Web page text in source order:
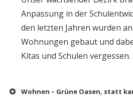
Anpassung in der
den letzten Jahren wurden
Wohnungen gebaut und
Kitas und Schulen vergessen.
Wohnen – Grüne Oasen, statt